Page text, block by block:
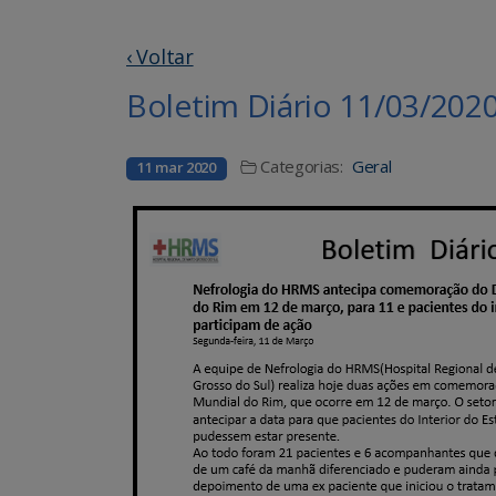
‹ Voltar
Boletim Diário 11/03/
11 mar 2020 Categorias: Geral